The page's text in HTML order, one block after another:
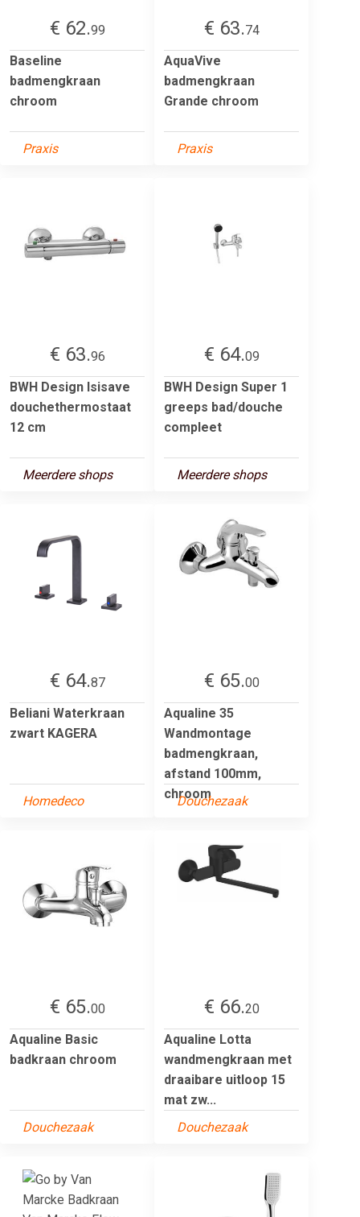
€ 62.99
Baseline
badmengkraan
chroom
Praxis
€ 63.74
AquaVive
badmengkraan
Grande chroom
Praxis
€ 63.96
BWH Design Isisave
douchethermostaat
12 cm
Meerdere shops
€ 64.09
BWH Design Super 1
greeps bad/douche
compleet
Meerdere shops
€ 64.87
Beliani Waterkraan
zwart KAGERA
Homedeco
€ 65.00
Aqualine 35
Wandmontage
badmengkraan,
afstand 100mm,
chroom
Douchezaak
€ 65.00
Aqualine Basic
badkraan chroom
Douchezaak
€ 66.20
Aqualine Lotta
wandmengkraan met
draaibare uitloop 15
mat zw...
Douchezaak